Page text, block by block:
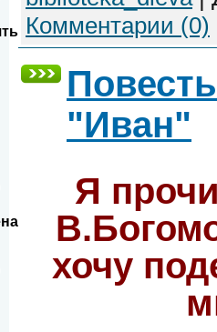
Комментарии (0)
"Иван"
Я
хочу